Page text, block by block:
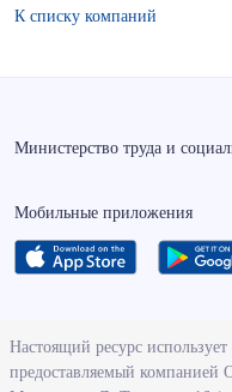
К списку компаний
Министерство труда и
Мобильные приложения
О ведомстве
Настоящий ресурс
предоставляемый